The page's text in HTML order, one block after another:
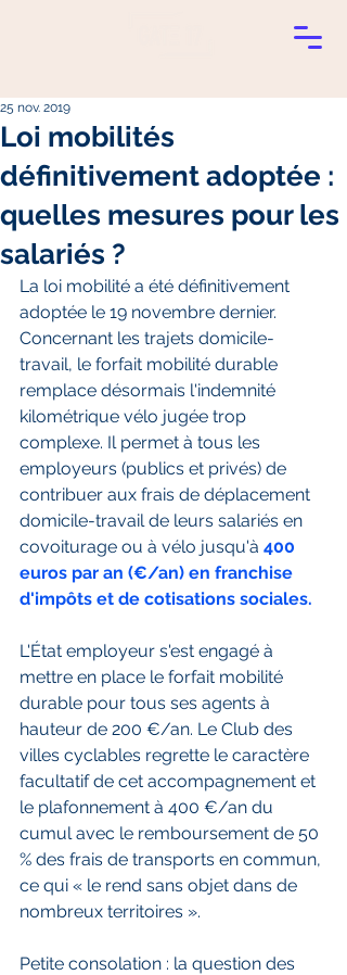
Loi mobilités
définitivement adoptée :
quelles mesures pour les
salariés ?
25 nov. 2019
La loi mobilité a été définitivement
adoptée le 19 novembre dernier.
Concernant les trajets domicile-
travail, le forfait mobilité durable
remplace désormais l'indemnité
kilométrique vélo jugée trop
complexe. Il permet à tous les
employeurs (publics et privés) de
contribuer aux frais de déplacement
domicile-travail de leurs salariés en
covoiturage ou à vélo jusqu'à 400
euros par an (€/an) en franchise
d'impôts et de cotisations sociales.
L'État employeur s'est engagé à
mettre en place le forfait mobilité
durable pour tous ses agents à
hauteur de 200 €/an. Le Club des
villes cyclables regrette le caractère
facultatif de cet accompagnement et
le plafonnement à 400 €/an du
cumul avec le remboursement de 50
% des frais de transports en commun,
ce qui « le rend sans objet dans de
nombreux territoires ».
Petite consolation : la question des